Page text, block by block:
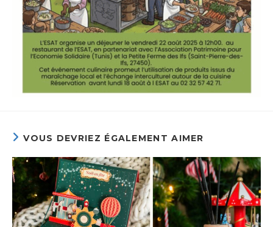
VOUS DEVRIEZ ÉGALEMENT AIMER